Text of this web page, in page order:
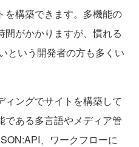
を構築できます。多機能の
間がかかりますが、慣れる
という開発者の方も多くい
ングでサイトを構築して
である多言語やメディア管
、ワークフローに